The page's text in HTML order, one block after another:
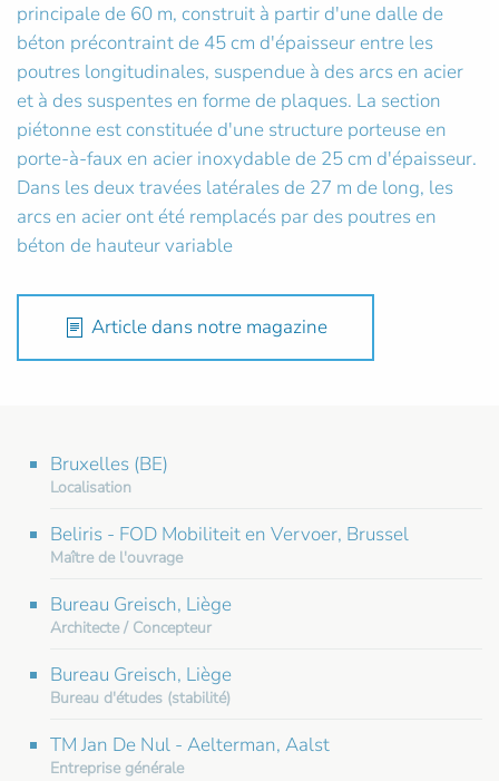
principale de 60 m, construit à partir d'une dalle de
béton précontraint de 45 cm d'épaisseur entre les
poutres longitudinales, suspendue à des arcs en acier
et à des suspentes en forme de plaques. La section
piétonne est constituée d'une structure porteuse en
porte-à-faux en acier inoxydable de 25 cm d'épaisseur.
Dans les deux travées latérales de 27 m de long, les
arcs en acier ont été remplacés par des poutres en
béton de hauteur variable
Article dans notre magazine
Bruxelles (BE)
Localisation
Beliris - FOD Mobiliteit en Vervoer, Brussel
Maître de l'ouvrage
Bureau Greisch, Liège
Architecte / Concepteur
Bureau Greisch, Liège
Bureau d'études (stabilité)
TM Jan De Nul - Aelterman, Aalst
Entreprise générale